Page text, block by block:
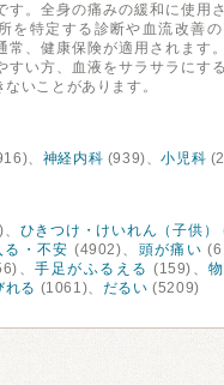
す。全身の痛みの緩和に使用
を特定する診断や血流改善
常、健康保険が適用されます
すい方、血液をサラサラにす
いことがあります。
、 神経内科 (939)、小児科
ひきつけ・けいれん（子供）
る・不安 (4902)、 頭が痛い
、手足がふるえる (159)、
れる (1061)、 だるい (5209)